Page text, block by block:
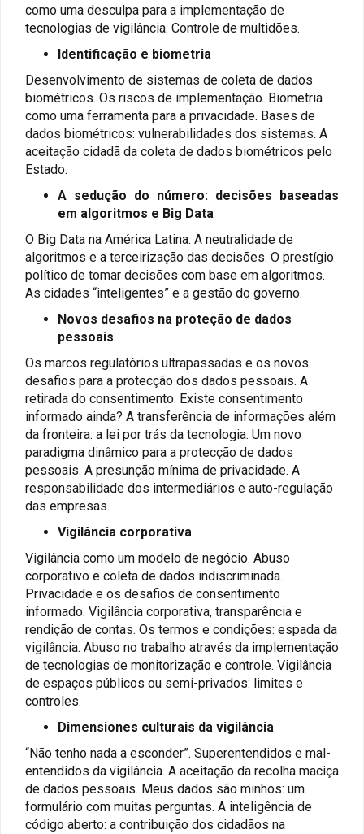
como uma desculpa para a implementação de
tecnologias de vigilância. Controle de multidões.
Identificação e biometria
Desenvolvimento de sistemas de coleta de dados
biométricos. Os riscos de implementação. Biometria
como uma ferramenta para a privacidade. Bases de
dados biométricos: vulnerabilidades dos sistemas. A
aceitação cidadã da coleta de dados biométricos pelo
Estado.
A sedução do número: decisões baseadas
em algoritmos e Big Data
O Big Data na América Latina. A neutralidade de
algoritmos e a terceirização das decisões. O prestígio
político de tomar decisões com base em algoritmos.
As cidades “inteligentes” e a gestão do governo.
Novos desafios na proteção de dados
pessoais
Os marcos regulatórios ultrapassadas e os novos
desafios para a protecção dos dados pessoais. A
retirada do consentimento. Existe consentimento
informado ainda? A transferência de informações além
da fronteira: a lei por trás da tecnologia. Um novo
paradigma dinâmico para a protecção de dados
pessoais. A presunção mínima de privacidade. A
responsabilidade dos intermediários e auto-regulação
das empresas.
Vigilância corporativa
Vigilância como um modelo de negócio. Abuso
corporativo e coleta de dados indiscriminada.
Privacidade e os desafios de consentimento
informado. Vigilância corporativa, transparência e
rendição de contas. Os termos e condições: espada da
vigilância. Abuso no trabalho através da implementação
de tecnologias de monitorização e controle. Vigilância
de espaços públicos ou semi-privados: limites e
controles.
Dimensiones culturais da vigilância
“Não tenho nada a esconder”. Superentendidos e mal-
entendidos da vigilância. A aceitação da recolha maciça
de dados pessoais. Meus dados são minhos: um
formulário com muitas perguntas. A inteligência de
código aberto: a contribuição dos cidadãos na